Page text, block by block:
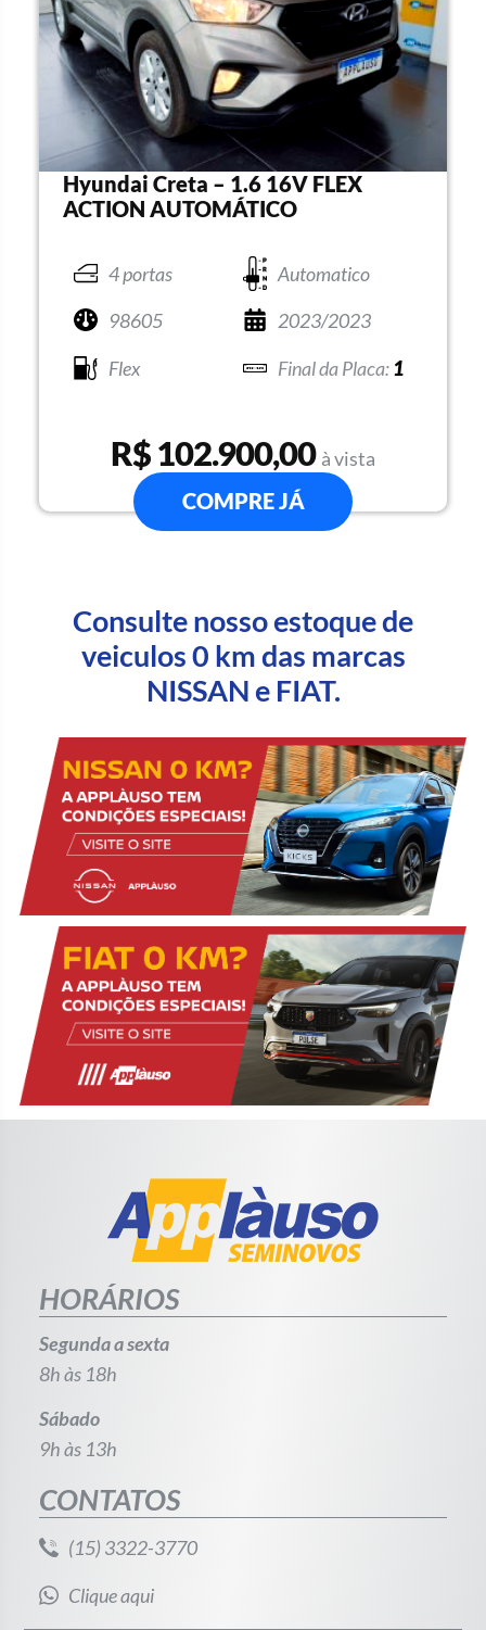
Hyundai Creta – 1.6 16V FLEX
ACTION AUTOMÁTICO
4 portas
Automatico
98605
2023/2023
Flex
1
R$ 102.900,00 à vista
COMPRE JÁ
Consulte nosso estoque de
veiculos 0 km das marcas
NISSAN e FIAT.
HORÁRIOS
Segunda a sexta
8h às 18h
Sábado
9h às 13h
CONTATOS
(15) 3322-3770
Clique aqui